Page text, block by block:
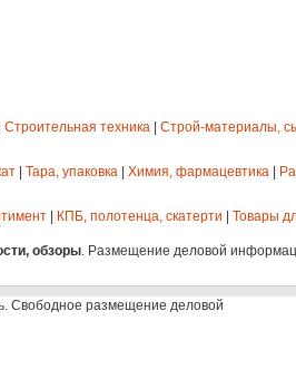
Строительная техника Строй-материалы,
Тара, упаковка Химия, фармацевтика
КПБ, полотенца, скатерти Товары
обзоры. Размещение деловой
Свободное размещение деловой